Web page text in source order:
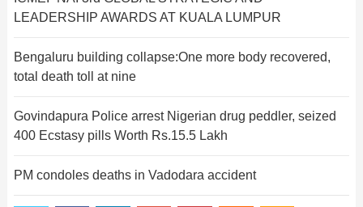
LEADERSHIP AWARDS AT KUALA LUMPUR
Bengaluru building collapse:One more body recovered,
total death toll at nine
Govindapura Police arrest Nigerian drug peddler, seized
400 Ecstasy pills Worth Rs.15.5 Lakh
PM condoles deaths in Vadodara accident